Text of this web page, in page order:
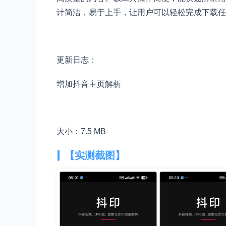
计简洁，易于上手，让用户可以轻松完成下载
更新日志：
增加抖音主页解析
大小：7.5 MB
【实测截图】